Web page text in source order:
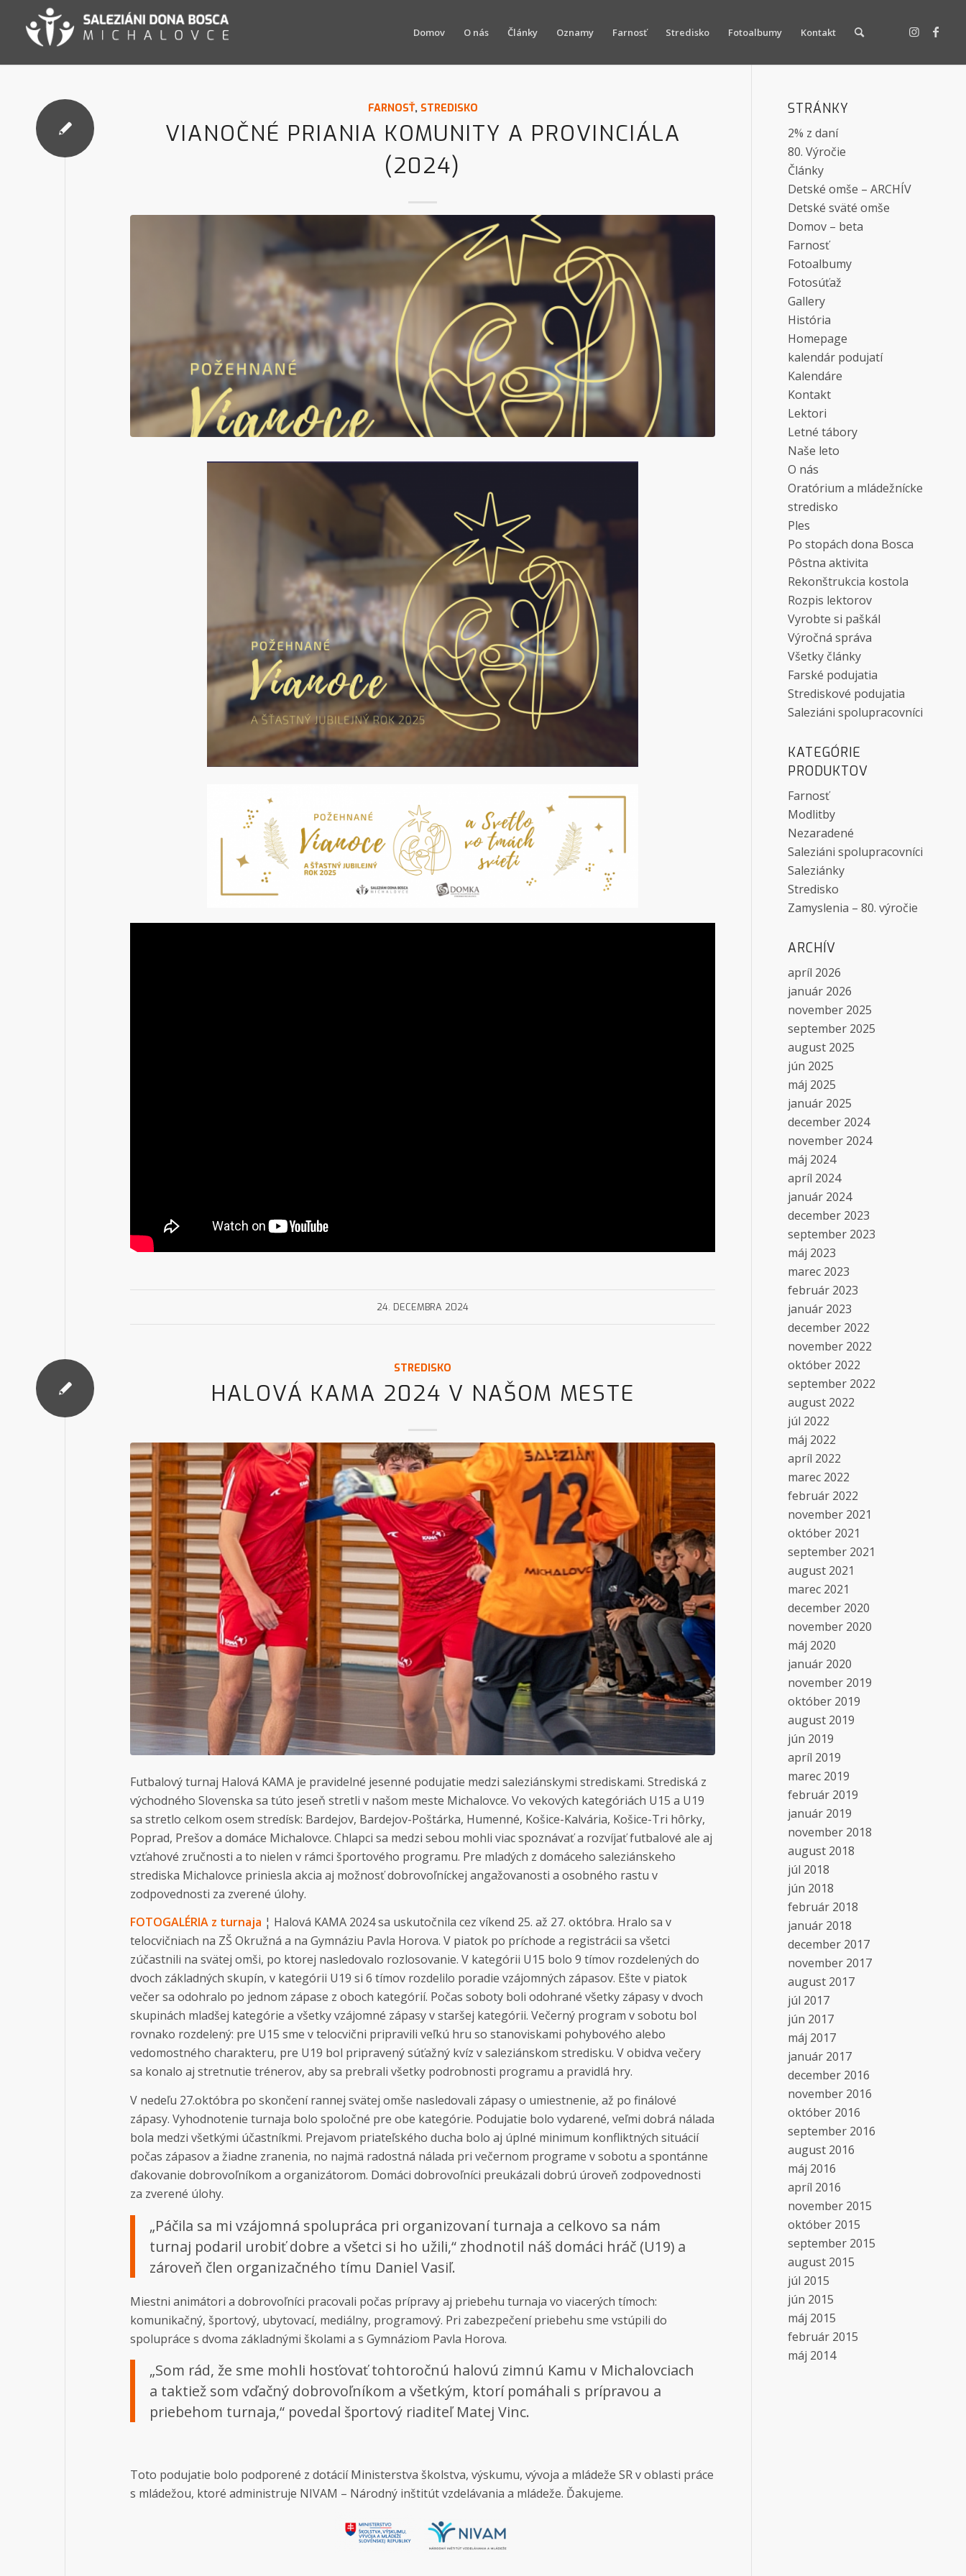
Domov O nás Články Oznamy Farnosť Stredisko Fotoalbumy Kontakt
FARNOSŤ, STREDISKO
VIANOČNÉ PRIANIA KOMUNITY A PROVINCIÁLA
(2024)
24. DECEMBRA 2024
STREDISKO
HALOVÁ KAMA 2024 V NAŠOM MESTE
Futbalový turnaj Halová KAMA je pravidelné jesenné podujatie medzi saleziánskymi strediskami. Strediská z
východného Slovenska sa túto jeseň stretli v našom meste Michalovce. Vo vekových kategóriách U15 a U19
sa stretlo celkom osem stredísk: Bardejov, Bardejov-Poštárka, Humenné, Košice-Kalvária, Košice-Tri hôrky,
Poprad, Prešov a domáce Michalovce. Chlapci sa medzi sebou mohli viac spoznávať a rozvíjať futbalové ale aj
vzťahové zručnosti a to nielen v rámci športového programu. Pre mladých z domáceho saleziánskeho
strediska Michalovce priniesla akcia aj možnosť dobrovoľníckej angažovanosti a osobného rastu v
zodpovednosti za zverené úlohy.
FOTOGALÉRIA z turnaja ¦ Halová KAMA 2024 sa uskutočnila cez víkend 25. až 27. októbra. Hralo sa v
telocvičniach na ZŠ Okružná a na Gymnáziu Pavla Horova. V piatok po príchode a registrácii sa všetci
zúčastnili na svätej omši, po ktorej nasledovalo rozlosovanie. V kategórii U15 bolo 9 tímov rozdelených do
dvoch základných skupín, v kategórii U19 si 6 tímov rozdelilo poradie vzájomných zápasov. Ešte v piatok
večer sa odohralo po jednom zápase z oboch kategórií. Počas soboty boli odohrané všetky zápasy v dvoch
skupinách mladšej kategórie a všetky vzájomné zápasy v staršej kategórii. Večerný program v sobotu bol
rovnako rozdelený: pre U15 sme v telocvični pripravili veľkú hru so stanoviskami pohybového alebo
vedomostného charakteru, pre U19 bol pripravený súťažný kvíz v saleziánskom stredisku. V obidva večery
sa konalo aj stretnutie trénerov, aby sa prebrali všetky podrobnosti programu a pravidlá hry.
V nedeľu 27.októbra po skončení rannej svätej omše nasledovali zápasy o umiestnenie, až po finálové
zápasy. Vyhodnotenie turnaja bolo spoločné pre obe kategórie. Podujatie bolo vydarené, veľmi dobrá nálada
bola medzi všetkými účastníkmi. Prejavom priateľského ducha bolo aj úplné minimum konfliktných situácií
počas zápasov a žiadne zranenia, no najmä radostná nálada pri večernom programe v sobotu a spontánne
ďakovanie dobrovoľníkom a organizátorom. Domáci dobrovoľníci preukázali dobrú úroveň zodpovednosti
za zverené úlohy.
„Páčila sa mi vzájomná spolupráca pri organizovaní turnaja a celkovo sa nám
turnaj podaril urobiť dobre a všetci si ho užili,“ zhodnotil náš domáci hráč (U19) a
zároveň člen organizačného tímu Daniel Vasiľ.
Miestni animátori a dobrovoľníci pracovali počas prípravy aj priebehu turnaja vo viacerých tímoch:
komunikačný, športový, ubytovací, mediálny, programový. Pri zabezpečení priebehu sme vstúpili do
spolupráce s dvoma základnými školami a s Gymnáziom Pavla Horova.
„Som rád, že sme mohli hosťovať tohtoročnú halovú zimnú Kamu v Michalovciach
a taktiež som vďačný dobrovoľníkom a všetkým, ktorí pomáhali s prípravou a
priebehom turnaja,“ povedal športový riaditeľ Matej Vinc.
Toto podujatie bolo podporené z dotácií Ministerstva školstva, výskumu, vývoja a mládeže SR v oblasti práce
s mládežou, ktoré administruje NIVAM – Národný inštitút vzdelávania a mládeže. Ďakujeme.
STRÁNKY
2% z daní
80. Výročie
Články
Detské omše – ARCHÍV
Detské sväté omše
Domov – beta
Farnosť
Fotoalbumy
Fotosúťaž
Gallery
História
Homepage
kalendár podujatí
Kalendáre
Kontakt
Lektori
Letné tábory
Naše leto
O nás
Oratórium a mládežnícke
stredisko
Ples
Po stopách dona Bosca
Pôstna aktivita
Rekonštrukcia kostola
Rozpis lektorov
Vyrobte si paškál
Výročná správa
Všetky články
Farské podujatia
Strediskové podujatia
Saleziáni spolupracovníci
KATEGÓRIE
PRODUKTOV
Farnosť
Modlitby
Nezaradené
Saleziáni spolupracovníci
Saleziánky
Stredisko
Zamyslenia – 80. výročie
ARCHÍV
apríl 2026
január 2026
november 2025
september 2025
august 2025
jún 2025
máj 2025
január 2025
december 2024
november 2024
máj 2024
apríl 2024
január 2024
december 2023
september 2023
máj 2023
marec 2023
február 2023
január 2023
december 2022
november 2022
október 2022
september 2022
august 2022
júl 2022
máj 2022
apríl 2022
marec 2022
február 2022
november 2021
október 2021
september 2021
august 2021
marec 2021
december 2020
november 2020
máj 2020
január 2020
november 2019
október 2019
august 2019
jún 2019
apríl 2019
marec 2019
február 2019
január 2019
november 2018
august 2018
júl 2018
jún 2018
február 2018
január 2018
december 2017
november 2017
august 2017
júl 2017
jún 2017
máj 2017
január 2017
december 2016
november 2016
október 2016
september 2016
august 2016
máj 2016
apríl 2016
november 2015
október 2015
september 2015
august 2015
júl 2015
jún 2015
máj 2015
február 2015
máj 2014